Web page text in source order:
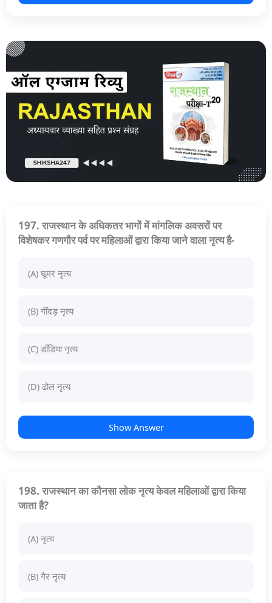
197. राजस्थान के अधिकतर भागों में मांगलिक अवसरों पर
विशेषकर गणगौर पर्व पर महिलाओं द्वारा किया जाने वाला नृत्य है-
(A) घूमर नृत्य
(B) गींदड़ नृत्य
(C) डाँडिया नृत्य
(D) ढोल नृत्य
Show Answer
198. राजस्थान का कौनसा लोक नृत्य केवल महिलाओं द्वारा किया
जाता है?
(A) नृत्य
(B) गैर नृत्य